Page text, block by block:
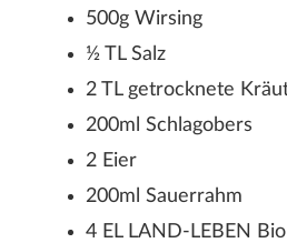
500g Wirsing
½ TL Salz
2 TL getrocknete
200ml Schlagobers
2 Eier
200ml Sauerrahm
4 EL LAND-LEBEN